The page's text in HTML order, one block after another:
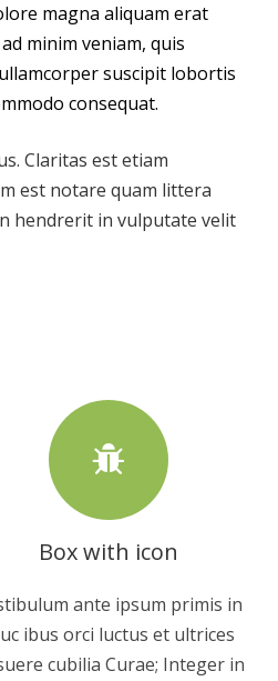
magna aliquam erat
minim veniam, quis
suscipit lobortis
consequat.
Claritas est etiam
est notare quam littera
hendrerit in vulputate velit
Box with icon
ante ipsum primis in
ibus orci luctus et ultrices
cubilia Curae; Integer in